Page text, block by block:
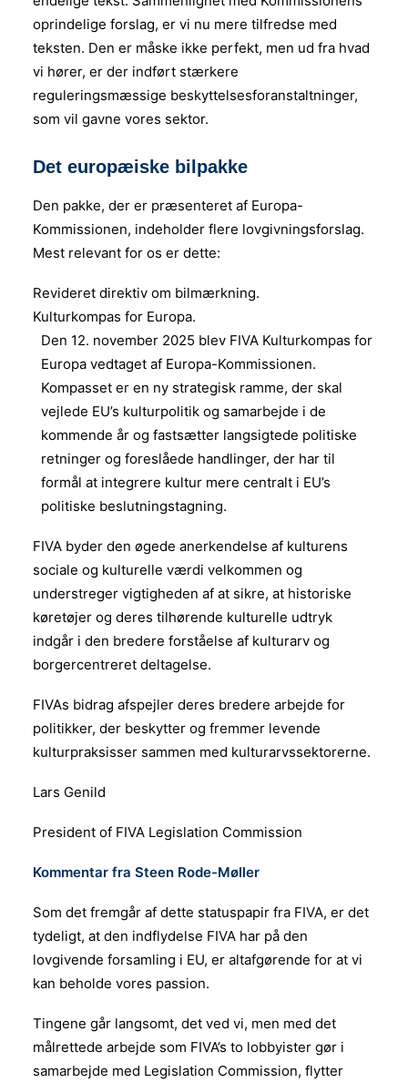
oprindelige forslag, er vi nu mere tilfredse med
teksten. Den er måske ikke perfekt, men ud fra hvad
vi hører, er der indført stærkere
reguleringsmæssige beskyttelsesforanstaltninger,
som vil gavne vores sektor.
Det europæiske bilpakke
Den pakke, der er præsenteret af Europa-
Kommissionen, indeholder flere lovgivningsforslag.
Mest relevant for os er dette:
Revideret direktiv om bilmærkning.
Kulturkompas for Europa.
Den 12. november 2025 blev FIVA Kulturkompas for
Europa vedtaget af Europa-Kommissionen.
Kompasset er en ny strategisk ramme, der skal
vejlede EU’s kulturpolitik og samarbejde i de
kommende år og fastsætter langsigtede politiske
retninger og foreslåede handlinger, der har til
formål at integrere kultur mere centralt i EU’s
politiske beslutningstagning.
FIVA byder den øgede anerkendelse af kulturens
sociale og kulturelle værdi velkommen og
understreger vigtigheden af at sikre, at historiske
køretøjer og deres tilhørende kulturelle udtryk
indgår i den bredere forståelse af kulturarv og
borgercentreret deltagelse.
FIVAs bidrag afspejler deres bredere arbejde for
politikker, der beskytter og fremmer levende
kulturpraksisser sammen med kulturarvssektorerne.
Lars Genild
President of FIVA Legislation Commission
Kommentar fra Steen Rode-Møller
Som det fremgår af dette statuspapir fra FIVA, er det
tydeligt, at den indflydelse FIVA har på den
lovgivende forsamling i EU, er altafgørende for at vi
kan beholde vores passion.
Tingene går langsomt, det ved vi, men med det
målrettede arbejde som FIVA’s to lobbyister gør i
samarbejde med Legislation Commission, flytter